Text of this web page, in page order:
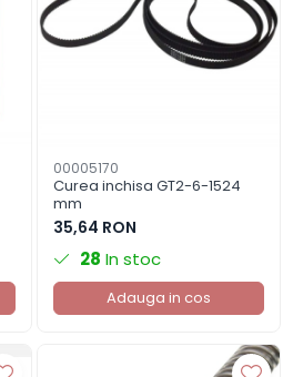
00005170
Curea inchisa GT2-6-1524
mm
35,64 RON
28 In stoc
Adauga in cos